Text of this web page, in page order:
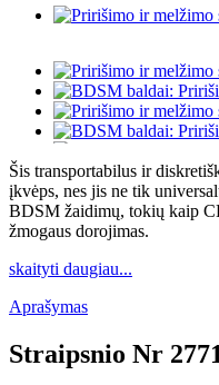
Šis transportabilus ir
įkvėps, nes jis ne tik
BDSM žaidimų, tokių kaip
žmogaus dorojimas.
skaityti daugiau...
Aprašymas
Straipsnio Nr